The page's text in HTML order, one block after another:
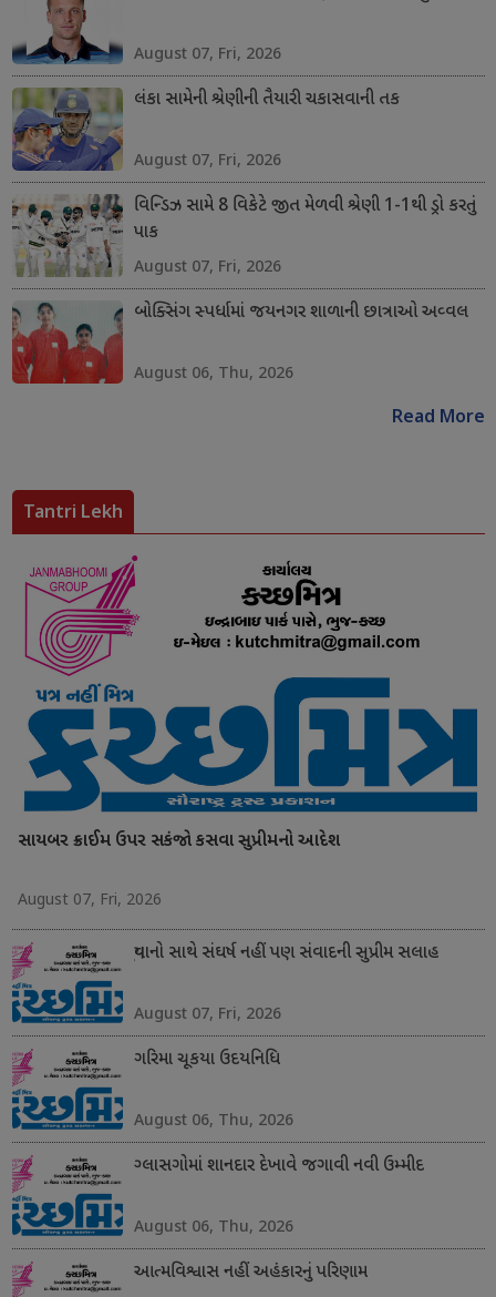
August 07, Fri, 2026
લંકા સામેની શ્રેણીની તૈયારી ચકાસવાની તક
August 07, Fri, 2026
વિન્ડિઝ સામે 8 વિકેટે જીત મેળવી શ્રેણી 1-1થી ડ્રો કરતું
પાક
August 07, Fri, 2026
બોક્સિંગ સ્પર્ધામાં જયનગર શાળાની છાત્રાઓ અવ્વલ
August 06, Thu, 2026
Read More
Tantri Lekh
સાયબર ક્રાઈમ ઉપર સકંજો કસવા સુપ્રીમનો આદેશ
August 07, Fri, 2026
યુવાનો સાથે સંઘર્ષ નહીં પણ સંવાદની સુપ્રીમ સલાહ
August 07, Fri, 2026
ગરિમા ચૂકયા ઉદયનિધિ
August 06, Thu, 2026
ગ્લાસગોમાં શાનદાર દેખાવે જગાવી નવી ઉમ્મીદ
August 06, Thu, 2026
આત્મવિશ્વાસ નહીં અહંકારનું પરિણામ